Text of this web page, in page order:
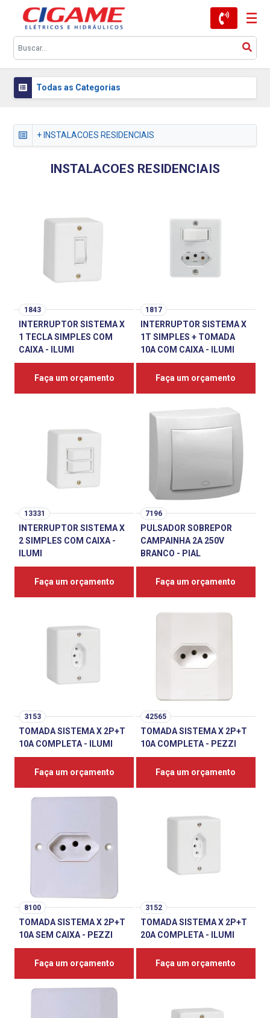
Todas as Categorias
+ INSTALACOES RESIDENCIAIS
INSTALACOES RESIDENCIAIS
1843
INTERRUPTOR SISTEMA X
1 TECLA SIMPLES COM
CAIXA - ILUMI
Faça um orçamento
1817
INTERRUPTOR SISTEMA X
1T SIMPLES + TOMADA
10A COM CAIXA - ILUMI
Faça um orçamento
13331
INTERRUPTOR SISTEMA X
2 SIMPLES COM CAIXA -
ILUMI
Faça um orçamento
7196
PULSADOR SOBREPOR
CAMPAINHA 2A 250V
BRANCO - PIAL
Faça um orçamento
3153
TOMADA SISTEMA X 2P+T
10A COMPLETA - ILUMI
Faça um orçamento
42565
TOMADA SISTEMA X 2P+T
10A COMPLETA - PEZZI
Faça um orçamento
8100
TOMADA SISTEMA X 2P+T
10A SEM CAIXA - PEZZI
Faça um orçamento
3152
TOMADA SISTEMA X 2P+T
20A COMPLETA - ILUMI
Faça um orçamento